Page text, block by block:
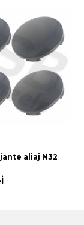
aliaj N32